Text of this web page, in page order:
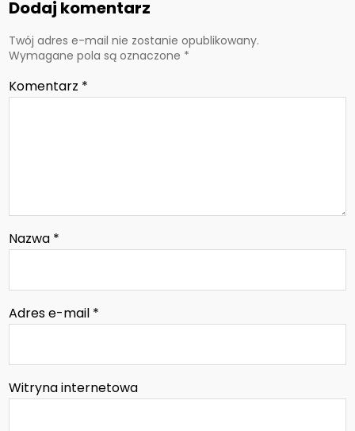
Dodaj komentarz
Twój adres e-mail nie zostanie opublikowany.
Wymagane pola są oznaczone *
Komentarz *
Nazwa *
Adres e-mail *
Witryna internetowa